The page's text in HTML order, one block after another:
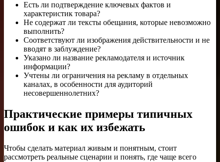
Есть ли подтверждение ключевых фактов и
характеристик товара?
Не содержат ли тексты обещания, которые невозможно
выполнить?
Соответствуют ли изображения действительности и не
вводят в заблуждение?
Указано ли название рекламодателя и источник
информации?
Учтены ли ограничения на рекламу в отдельных
каналах, в особенности для аудиторий
несовершеннолетних?
Практические примеры типичных
ошибок и как их избежать
Чтобы сделать материал живым и понятным, стоит
рассмотреть реальные сценарии и понять, где чаще всего